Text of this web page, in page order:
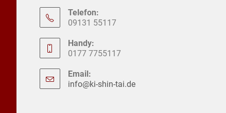
Telefon:
09131 55117
Handy:
0177 7755117
Email:
info@ki-shin-tai.deOpens